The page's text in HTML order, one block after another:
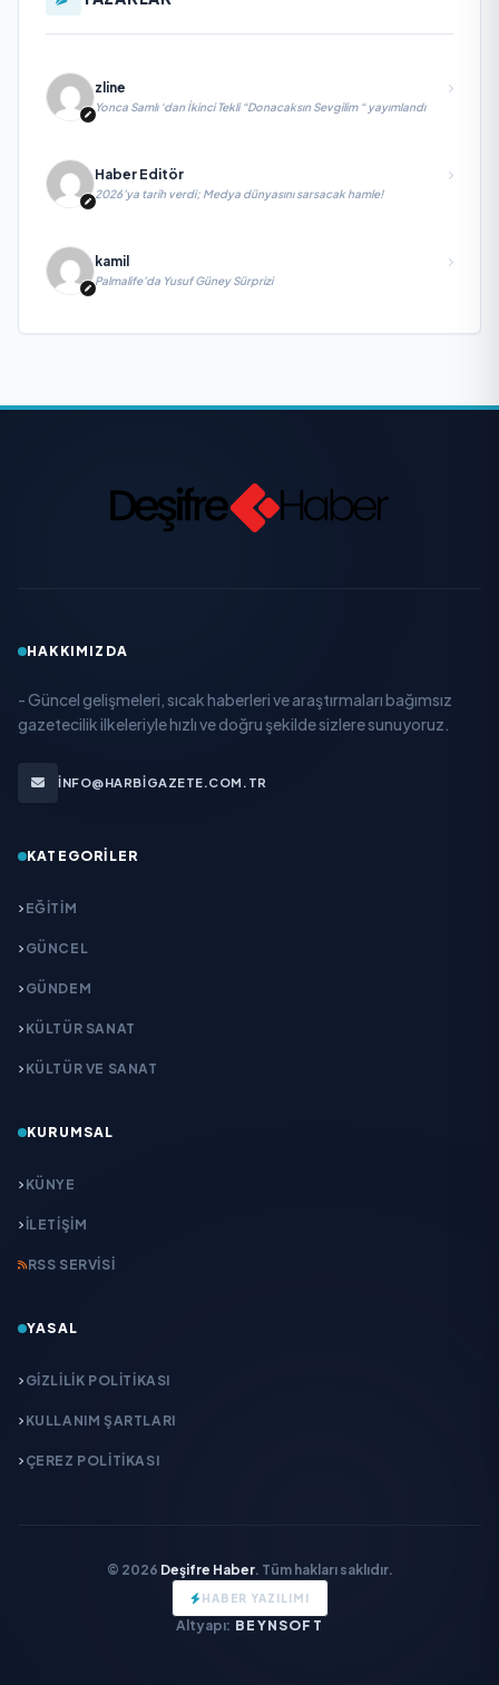
zline
Yonca Samlı ‘dan İkinci Tekli “Donacaksın Sevgilim “ yayımlandı
Haber Editör
2026’ya tarih verdi; Medya dünyasını sarsacak hamle!
kamil
Palmalife’da Yusuf Güney Sürprizi
HAKKIMIZDA
- Güncel gelişmeleri, sıcak haberleri ve araştırmaları bağımsız
gazetecilik ilkeleriyle hızlı ve doğru şekilde sizlere sunuyoruz.
INFO@HARBIGAZETE.COM.TR
KATEGORILER
EĞITIM
GÜNCEL
GÜNDEM
KÜLTÜR SANAT
KÜLTÜR VE SANAT
KURUMSAL
KÜNYE
İLETIŞIM
RSS SERVISI
YASAL
GIZLILIK POLITIKASI
KULLANIM ŞARTLARI
ÇEREZ POLITIKASI
© 2026 Deşifre Haber. Tüm hakları saklıdır.
HABER YAZILIMI
Altyapı: BEYNSOFT